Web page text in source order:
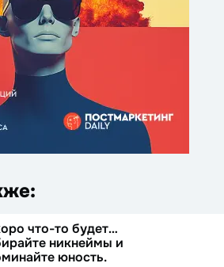
что-то будет…
никнеймы и
юность.